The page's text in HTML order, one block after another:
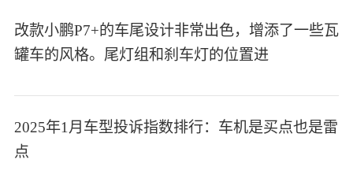
改款小鹏P7+的车尾设计非常出色，增添了一些瓦
罐车的风格。尾灯组和刹车灯的位置进
2025年1月车型投诉指数排行：车机是买点也是雷
点